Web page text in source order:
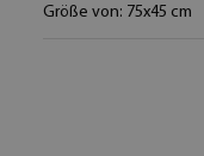
Größe von: 75x45 cm